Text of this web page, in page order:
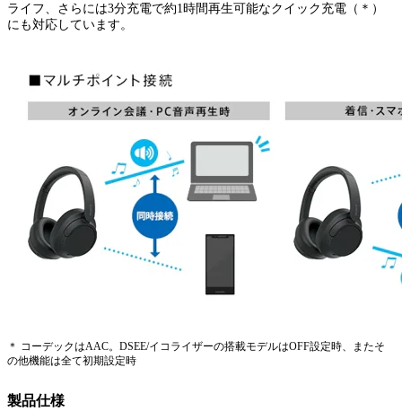
ライフ、さらには3分充電で約1時間再生可能なクイック充電（＊）
にも対応しています。
＊ コーデックはAAC。DSEE/イコライザーの搭載モデルはOFF設定時、またそ
の他機能は全て初期設定時
製品仕様